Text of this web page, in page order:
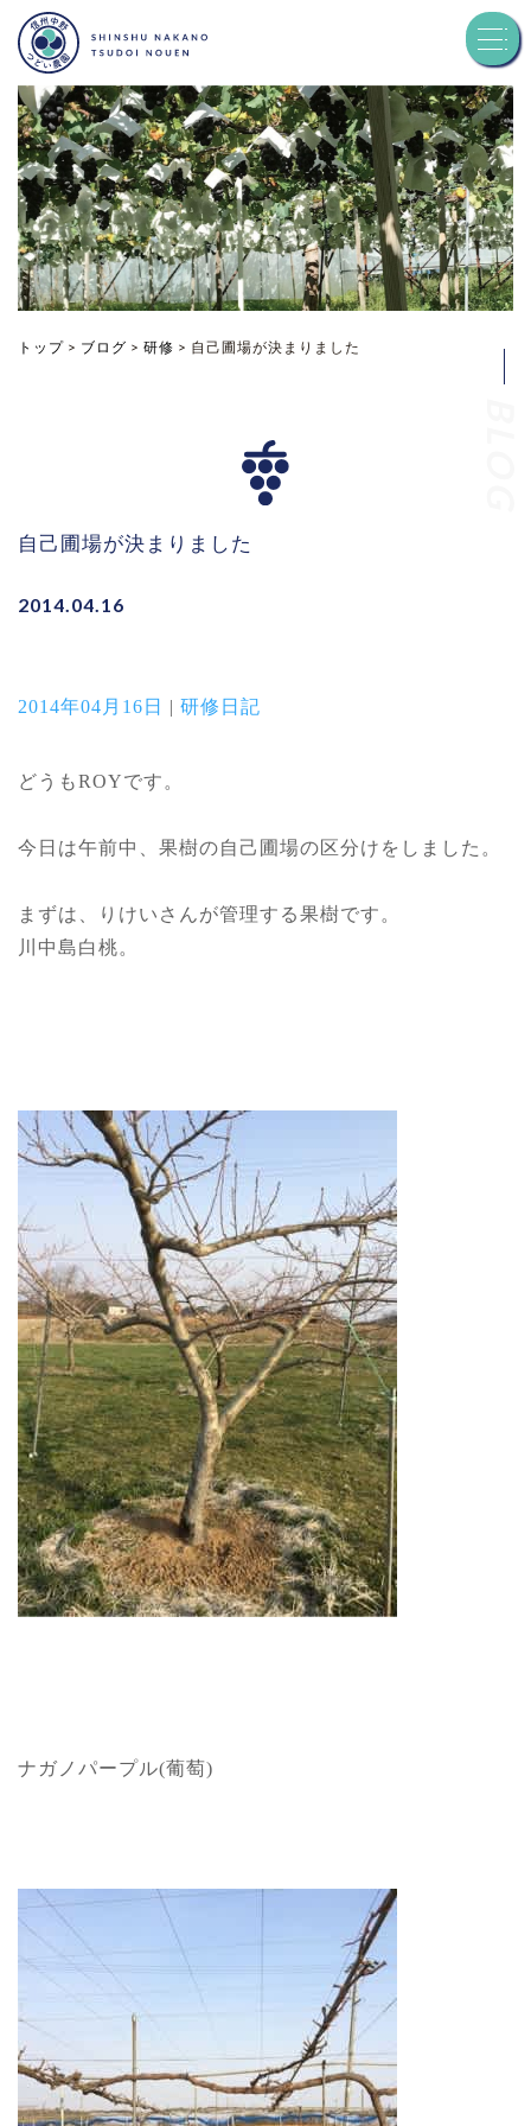
トップ
つどい農園について
品種紹介
お知らせ
お問い合わせ
トップ > ブログ > 研修 > 自己圃場が決まりました
自己圃場が決まりました
2014.04.16
2014年04月16日 | 研修日記
どうもROYです。
今日は午前中、果樹の自己圃場の区分けをしました。
まずは、りけいさんが管理する果樹です。
川中島白桃。
ナガノパープル(葡萄)